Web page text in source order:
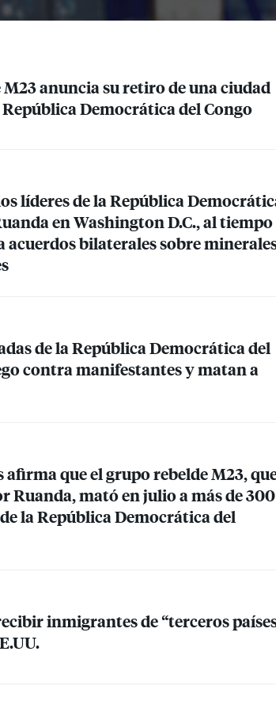
anuncia su retiro de una ciudad
Democrática del Congo
líderes de la República
en Washington D.C., al tiempo
acuerdos bilaterales sobre
de la República Democrática del
contra manifestantes y matan a
afirma que el grupo rebelde M23,
Ruanda, mató en julio a más de 300
la República Democrática del
inmigrantes de “terceros